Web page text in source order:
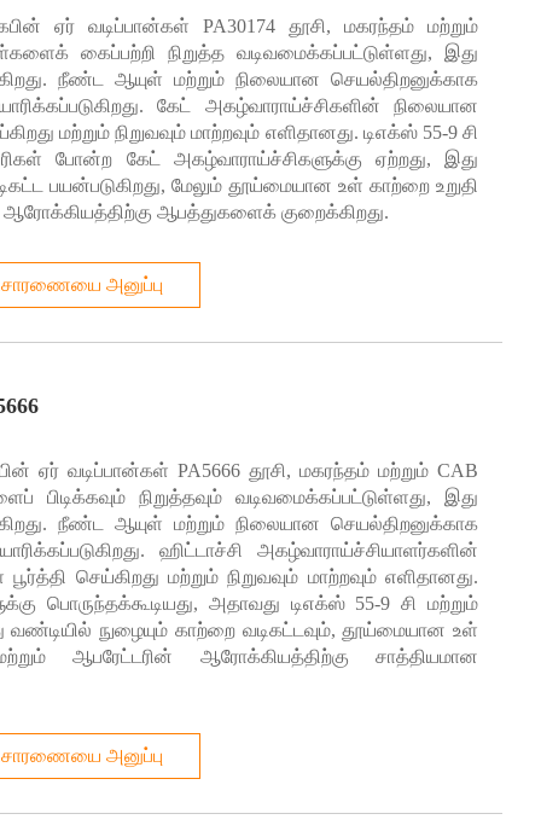
ஓட்டுநர் அனுபவத்தை மேம்படுத்துவதற்கான ஒரு சிறந்த தேர்வாக
உள்ள புதிய காற்றை விட ஐந்து மடங்கு அதிகமாக இருக்கும்
கோடு ஒரு திறமையான கார் ஏர் ஃபில்டர் ஆகும். எனவே, ஒவ்வொரு
இந்த துகள்கள் 1 மைக்ரான் அளவுக்கு சிறியவை மற்றும் நிர்வாணக்
அழுக்கு, மகரந்தம், கார் வெளியேற்றம், புகை மற்றும் தீங்கு
தடுக்கப்பட்ட துகள்களில் பல, மனித முடியின் விட்டத்தில் 3% விட
ஏர் வடிப்பான்கள் PA30174 தூசி, மகரந்தம் மற்றும்
கைப்பற்றி நிறுத்த வடிவமைக்கப்பட்டுள்ளது, இது
நீண்ட ஆயுள் மற்றும் நிலையான செயல்திறனுக்காக
கேட் அகழ்வாராய்ச்சிகளின் நிலையான
மற்றும் நிறுவவும் மாற்றவும் எளிதானது. டிஎக்ஸ் 55-9 சி
போன்ற கேட் அகழ்வாராய்ச்சிகளுக்கு ஏற்றது, இது
பயன்படுகிறது, மேலும் தூய்மையான உள் காற்றை உறுதி
ஆரோக்கியத்திற்கு ஆபத்துகளைக் குறைக்கிறது.
அனுப்பு
ஏர் வடிப்பான்கள் PA5666 தூசி, மகரந்தம் மற்றும் CAB
பிடிக்கவும் நிறுத்தவும் வடிவமைக்கப்பட்டுள்ளது, இது
நீண்ட ஆயுள் மற்றும் நிலையான செயல்திறனுக்காக
ஹிட்டாச்சி அகழ்வாராய்ச்சியாளர்களின்
செய்கிறது மற்றும் நிறுவவும் மாற்றவும் எளிதானது.
பொருந்தக்கூடியது, அதாவது டிஎக்ஸ் 55-9 சி மற்றும்
வண்டியில் நுழையும் காற்றை வடிகட்டவும், தூய்மையான உள்
ஆபரேட்டரின் ஆரோக்கியத்திற்கு சாத்தியமான
அனுப்பு